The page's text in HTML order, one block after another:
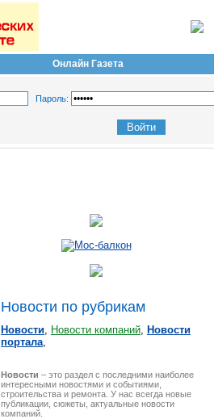
Онлайн Газета
Пароль:
Новости по рубрикам
Новости, Новости компаний, Новости
портала,
Новости – это раздел с последними наиболее
интересными новостями и событиями,
строительства и ремонта. У нас всегда новые
публикации, сюжеты, актуальные новости
компаний.